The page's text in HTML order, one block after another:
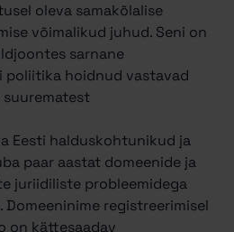
oleva samakõlalise
võimalikud juhud. Seni on
sarnane
poliitika hoidnud vastavad
suurematest
Eesti halduskohtunikud ja
paar aastat domeenide ja
juriidiliste probleemidega
registreerimisel
on kättesaadav